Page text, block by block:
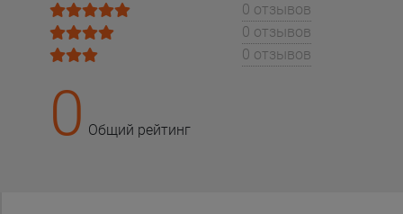
0 отзывов
0 отзывов
0 отзывов
0 Общий рейтинг